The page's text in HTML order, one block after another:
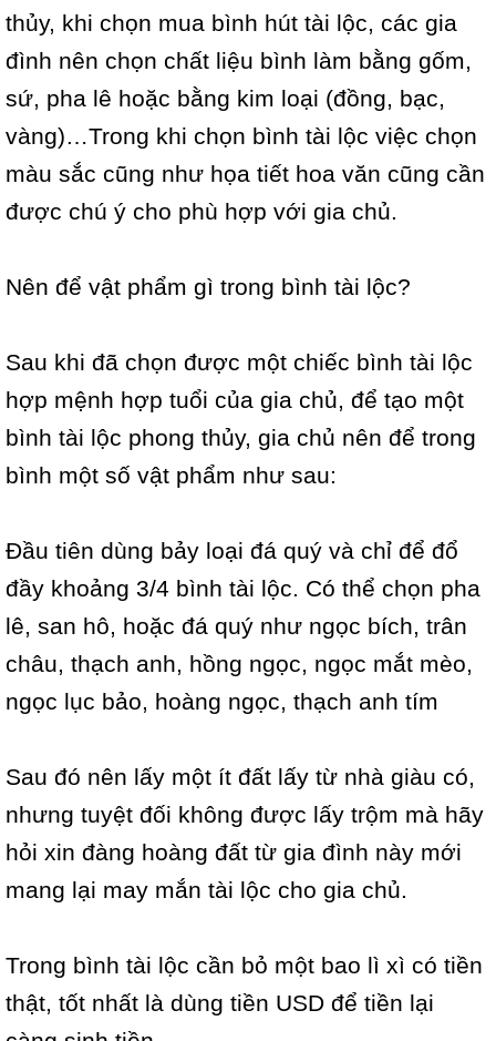
thủy, khi chọn mua bình hút tài lộc, các gia
đình nên chọn chất liệu bình làm bằng gốm,
sứ, pha lê hoặc bằng kim loại (đồng, bạc,
vàng)…Trong khi chọn bình tài lộc việc chọn
màu sắc cũng như họa tiết hoa văn cũng cần
được chú ý cho phù hợp với gia chủ.
Nên để vật phẩm gì trong bình tài lộc?
Sau khi đã chọn được một chiếc bình tài lộc
hợp mệnh hợp tuổi của gia chủ, để tạo một
bình tài lộc phong thủy, gia chủ nên để trong
bình một số vật phẩm như sau:
Đầu tiên dùng bảy loại đá quý và chỉ để đổ
đầy khoảng 3/4 bình tài lộc. Có thể chọn pha
lê, san hô, hoặc đá quý như ngọc bích, trân
châu, thạch anh, hồng ngọc, ngọc mắt mèo,
ngọc lục bảo, hoàng ngọc, thạch anh tím
Sau đó nên lấy một ít đất lấy từ nhà giàu có,
nhưng tuyệt đối không được lấy trộm mà hãy
hỏi xin đàng hoàng đất từ gia đình này mới
mang lại may mắn tài lộc cho gia chủ.
Trong bình tài lộc cần bỏ một bao lì xì có tiền
thật, tốt nhất là dùng tiền USD để tiền lại